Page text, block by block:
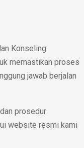
Konseling
memastikan proses
jawab berjalan
prosedur
website resmi kami